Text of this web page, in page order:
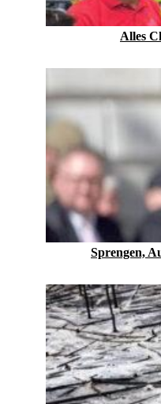
Alles
Sprengen,